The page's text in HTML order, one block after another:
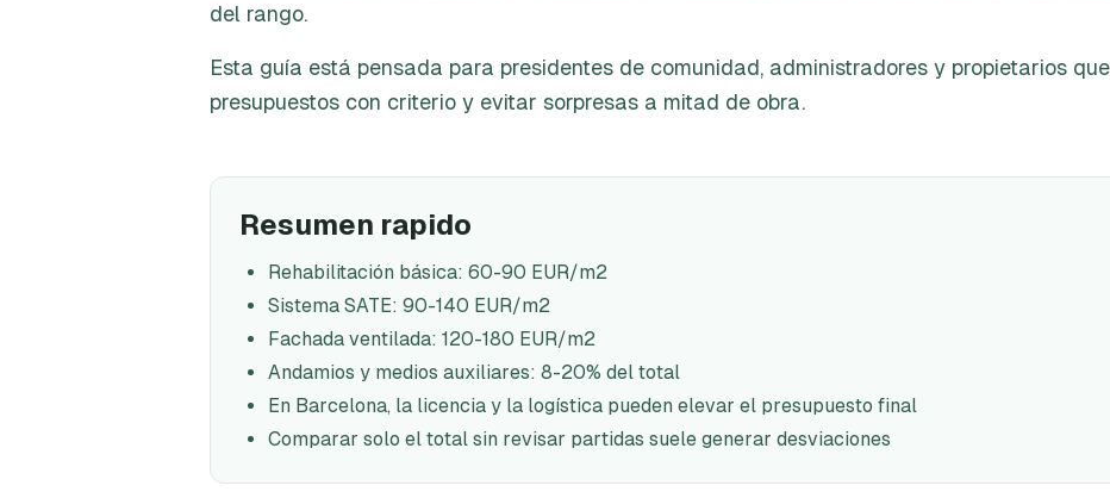
del rango.
Esta guía está pensada para presidentes de comunidad, administradores y propietarios
presupuestos con criterio y evitar sorpresas a mitad de obra.
Resumen rapido
Rehabilitación básica: 60-90 EUR/m2
Sistema SATE: 90-140 EUR/m2
Fachada ventilada: 120-180 EUR/m2
Andamios y medios auxiliares: 8-20% del total
En Barcelona, la licencia y la logística pueden elevar el presupuesto final
Comparar solo el total sin revisar partidas suele generar desviaciones